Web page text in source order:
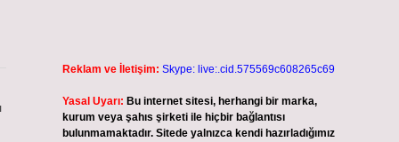
Reklam ve İletişim: Skype: live:.cid.575569c608265c69
Yasal Uyarı: Bu internet sitesi, herhangi bir marka,
kurum veya şahıs şirketi ile hiçbir bağlantısı
bulunmamaktadır. Sitede yalnızca kendi hazırladığımız